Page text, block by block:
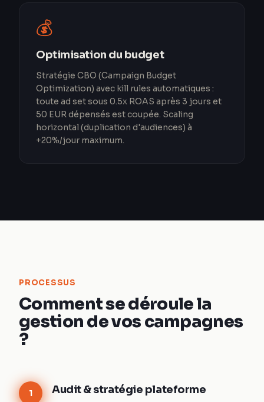
💰
Optimisation du budget
Stratégie CBO (Campaign Budget
Optimization) avec kill rules automatiques :
toute ad set sous 0.5x ROAS après 3 jours et
50 EUR dépensés est coupée. Scaling
horizontal (duplication d'audiences) à
+20%/jour maximum.
PROCESSUS
Comment se déroule la
gestion de vos campagnes
?
1 Audit & stratégie plateforme